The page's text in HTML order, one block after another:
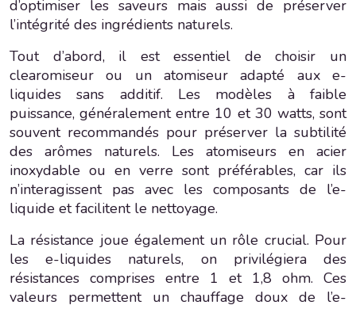
d’optimiser les saveurs mais aussi de préserver
l’intégrité des ingrédients naturels.
Tout d’abord, il est essentiel de choisir un
clearomiseur ou un atomiseur adapté aux e-
liquides sans additif. Les modèles à faible
puissance, généralement entre 10 et 30 watts, sont
souvent recommandés pour préserver la subtilité
des arômes naturels. Les atomiseurs en acier
inoxydable ou en verre sont préférables, car ils
n’interagissent pas avec les composants de l’e-
liquide et facilitent le nettoyage.
La résistance joue également un rôle crucial. Pour
les e-liquides naturels, on privilégiera des
résistances comprises entre 1 et 1,8 ohm. Ces
valeurs permettent un chauffage doux de l’e-